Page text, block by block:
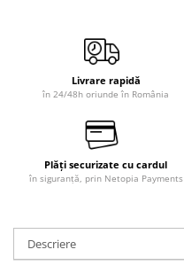
Livrare rapidă
în 24/48h oriunde în România
Plăți securizate cu cardul
în siguranță, prin Netopia Payments
Descriere